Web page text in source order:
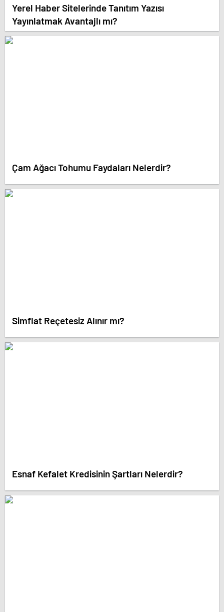
Yerel Haber Sitelerinde Tanıtım Yazısı
Yayınlatmak Avantajlı mı?
Çam Ağacı Tohumu Faydaları Nelerdir?
Simflat Reçetesiz Alınır mı?
Esnaf Kefalet Kredisinin Şartları Nelerdir?